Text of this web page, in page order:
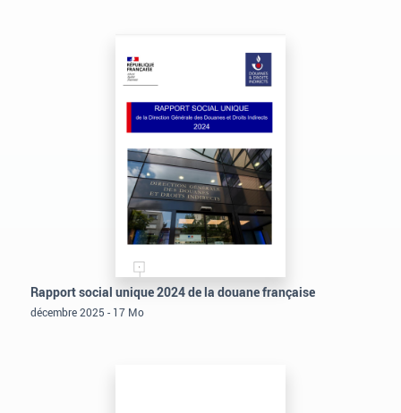
Rapport social unique 2024 de la douane française
décembre 2025 - 17 Mo